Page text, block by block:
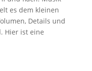
es dem kleinen
Details und
Hier ist eine